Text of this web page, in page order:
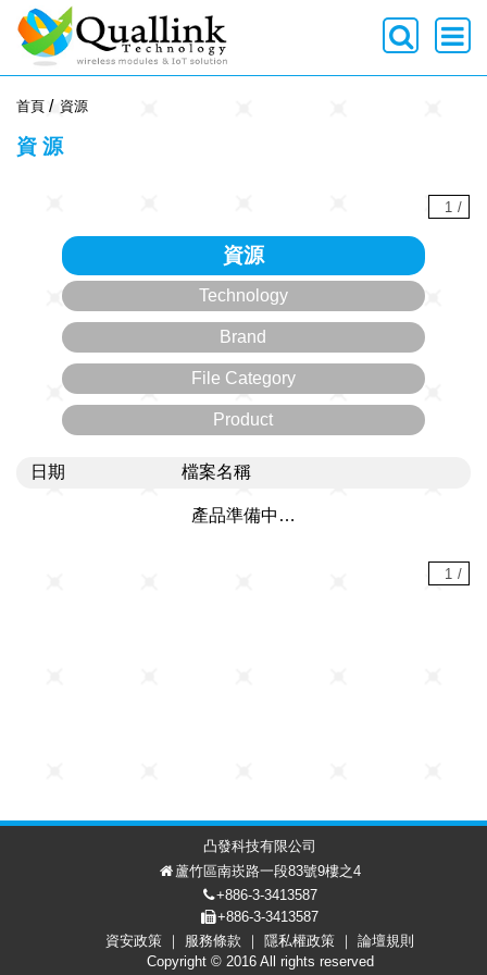
會員中心
首頁 資源
資源
1 /
資源
Technology
Brand
File Category
Product
日期 檔案名稱
產品準備中…
1 /
凸發科技有限公司
蘆竹區南崁路一段83號9樓之4
+886-3-3413587
+886-3-3413587
資安政策
服務條款 隱私權政策
論壇規則
Copyright © 2016 All rights reserved